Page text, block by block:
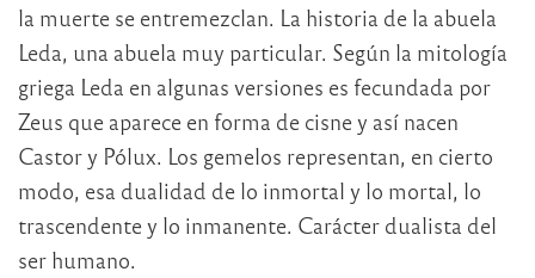
la muerte se entremezclan. La historia de la abuela
Leda, una abuela muy particular. Según la mitología
griega Leda en algunas versiones es fecundada por
Zeus que aparece en forma de cisne y así nacen
Castor y Pólux. Los gemelos representan, en cierto
modo, esa dualidad de lo inmortal y lo mortal, lo
trascendente y lo inmanente. Carácter dualista del
ser humano.